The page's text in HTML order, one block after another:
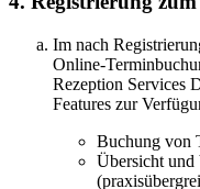
Im nach
Online-
Rezeption Services
Features zur
Buchung von
Übersicht und